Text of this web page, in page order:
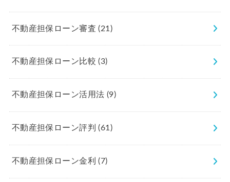
不動産担保ローン審査(21)
不動産担保ローン比較(3)
不動産担保ローン活用法 (9)
不動産担保ローン評判(61)
不動産担保ローン金利(7)